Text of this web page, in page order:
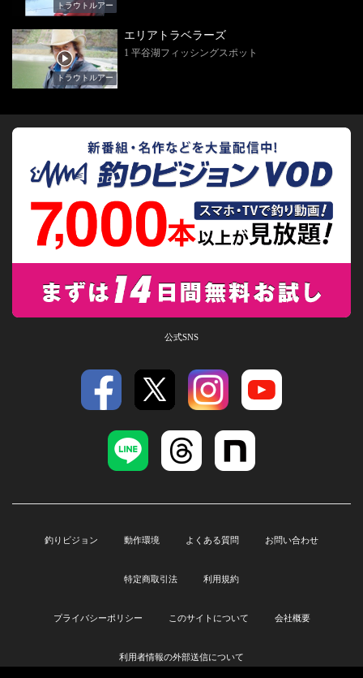
トラウトルアー
トラウトルアー
エリアトラベラーズ
1 平谷湖フィッシングスポット
公式SNS
釣りビジョン 動作環境 よくある質問 お問い合わせ
特定商取引法 利用規約
プライバシーポリシー このサイトについて 会社概要
利用者情報の外部送信について